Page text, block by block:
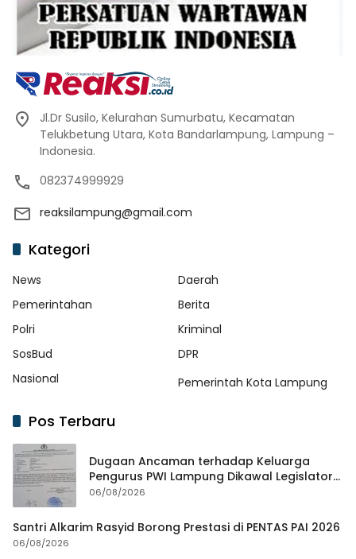
Jl.Dr Susilo, Kelurahan Sumurbatu, Kecamatan
Telukbetung Utara, Kota Bandarlampung, Lampung –
Indonesia.
082374999929
reaksilampung@gmail.com
Kategori
News
Daerah
Pemerintahan
Berita
Polri
Kriminal
SosBud
DPR
Nasional
Pemerintah Kota Lampung
Pos Terbaru
Dugaan Ancaman terhadap Keluarga
Pengurus PWI Lampung Dikawal Legislator
dan Jurnalis
06/08/2026
Santri Alkarim Rasyid Borong Prestasi di PENTAS PAI 2026
06/08/2026